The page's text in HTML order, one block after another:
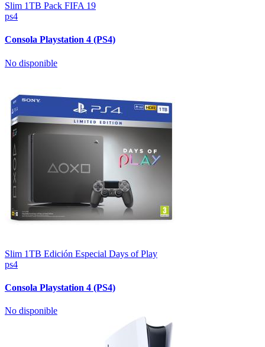
Slim 1TB Pack FIFA 19
ps4
Consola Playstation 4 (PS4)
No disponible
Slim 1TB Edición Especial Days of Play
ps4
Consola Playstation 4 (PS4)
No disponible